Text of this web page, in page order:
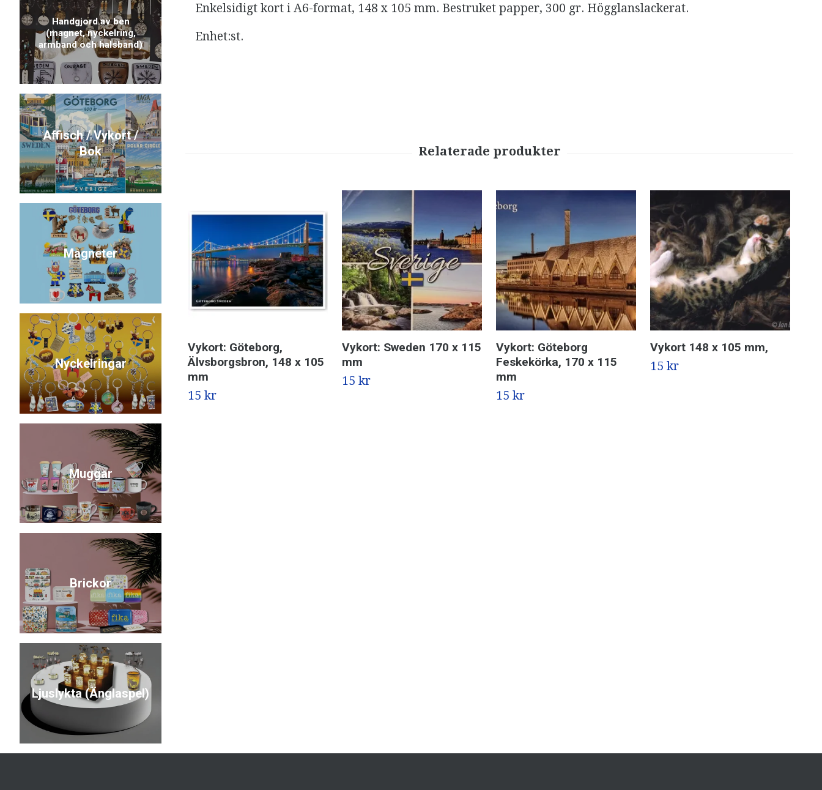
Handgjord av ben
(magnet, nyckelring,
armband och halsband)
Affisch / Vykort /
Bok
Magneter
Nyckelringar
Muggar
Brickor
Ljuslykta (Änglaspel)
Enkelsidigt kort i A6-format, 148 x 105 mm. Bestruket papper, 300 gr. Högglanslackerat.
Enhet:st.
Vykort: Göteborg,
Älvsborgsbron, 148 x 105
mm
15 kr
Vykort: Sweden 170 x 115
mm
15 kr
Vykort: Göteborg
Feskekörka, 170 x 115
mm
15 kr
Vykort 148 x 105 mm,
15 kr